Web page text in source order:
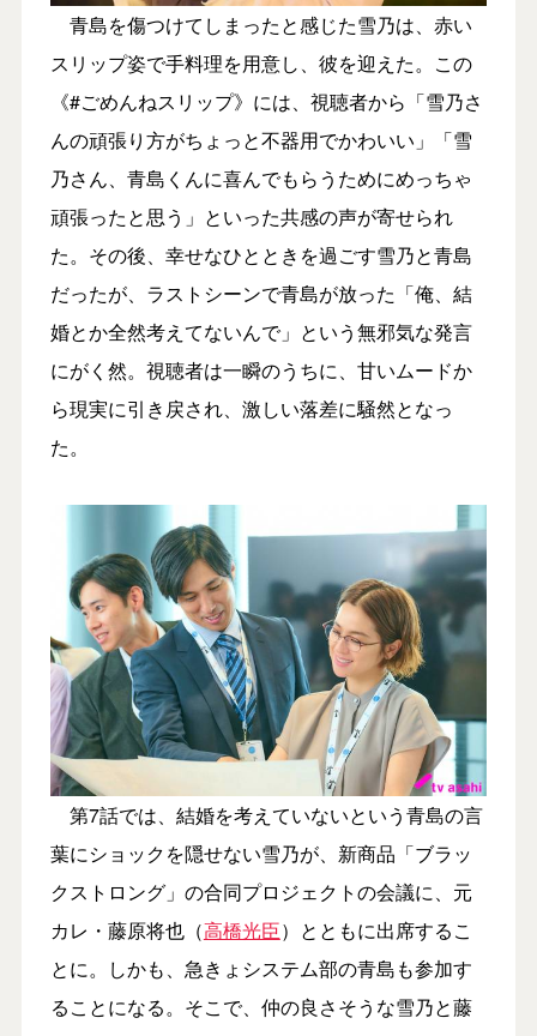
青島を傷つけてしまったと感じた雪乃は、赤い
スリップ姿で手料理を用意し、彼を迎えた。この
《#ごめんねスリップ》には、視聴者から「雪乃さ
んの頑張り方がちょっと不器用でかわいい」「雪
乃さん、青島くんに喜んでもらうためにめっちゃ
頑張ったと思う」といった共感の声が寄せられ
た。その後、幸せなひとときを過ごす雪乃と青島
だったが、ラストシーンで青島が放った「俺、結
婚とか全然考えてないんで」という無邪気な発言
にがく然。視聴者は一瞬のうちに、甘いムードか
ら現実に引き戻され、激しい落差に騒然となっ
た。
第7話では、結婚を考えていないという青島の言
葉にショックを隠せない雪乃が、新商品「ブラッ
クストロング」の合同プロジェクトの会議に、元
カレ・藤原将也（高橋光臣）とともに出席するこ
とに。しかも、急きょシステム部の青島も参加す
ることになる。そこで、仲の良さそうな雪乃と藤